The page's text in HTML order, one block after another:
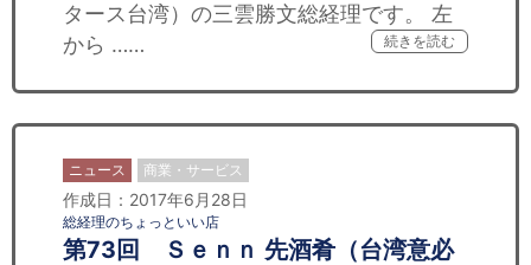
タース台湾）の三雲勝文総経理です。 左
から ……
続きを読む
ニュース 商業・サービス
作成日：2017年6月28日
総経理のちょっといい店
第73回 Ｓｅｎｎ 先酒肴（台湾意必